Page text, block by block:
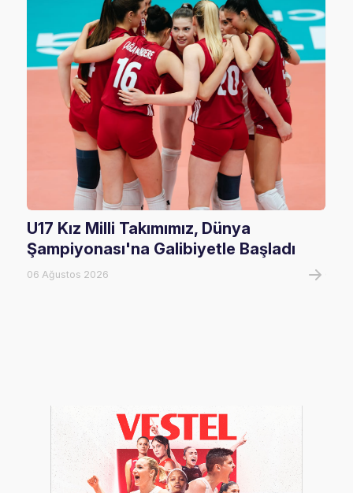
U17 Kız Milli Takımımız, Dünya
Şampiyonası'na Galibiyetle Başladı
06 Ağustos 2026